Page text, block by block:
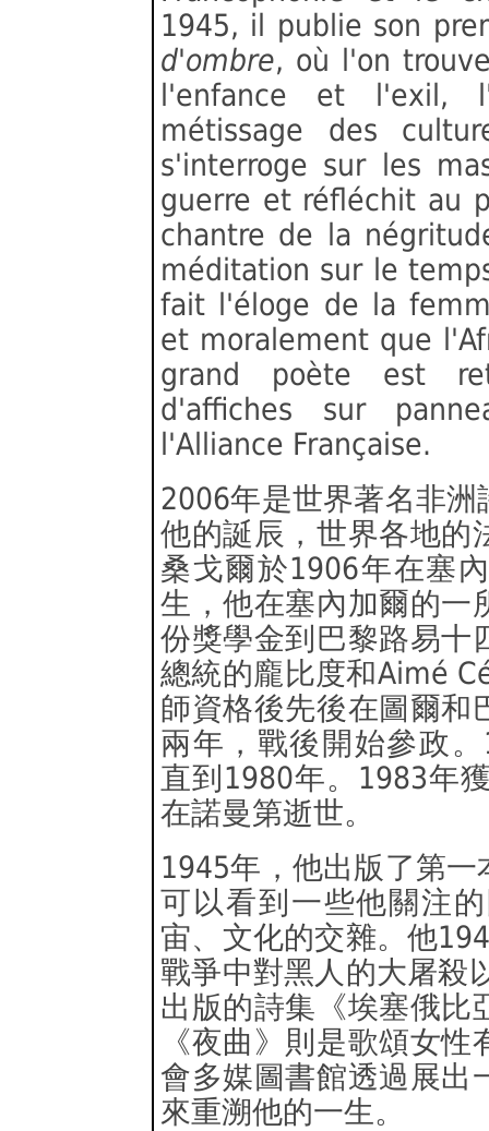
1945, il publie son
d'ombre, où l'on
l'enfance et l'exil,
métissage des
s'interroge sur les
guerre et réfléchit au
chantre de la
méditation sur le
fait l'éloge de la
et moralement que
grand poète est
d'affiches sur
l'Alliance Française.
2006年是世界著名非
他的誕辰，世界各地的
桑戈爾於1906年在塞
生，他在塞內加爾的一
份獎學金到巴黎路易十
總統的龐比度和Aimé
師資格後先後在圖爾和
兩年，戰後開始參政
直到1980年。1983年
在諾曼第逝世。
1945年，他出版了第
可以看到一些他關注
宙、文化的交雜。他
戰爭中對黑人的大屠殺
出版的詩集《埃塞俄比
《夜曲》則是歌頌女
會多媒圖書館透過展出
來重溯他的一生。